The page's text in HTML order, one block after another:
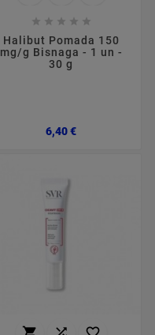
    
Halibut Pomada 150
mg/g Bisnaga - 1 un -
30 g
6,40 €Preço